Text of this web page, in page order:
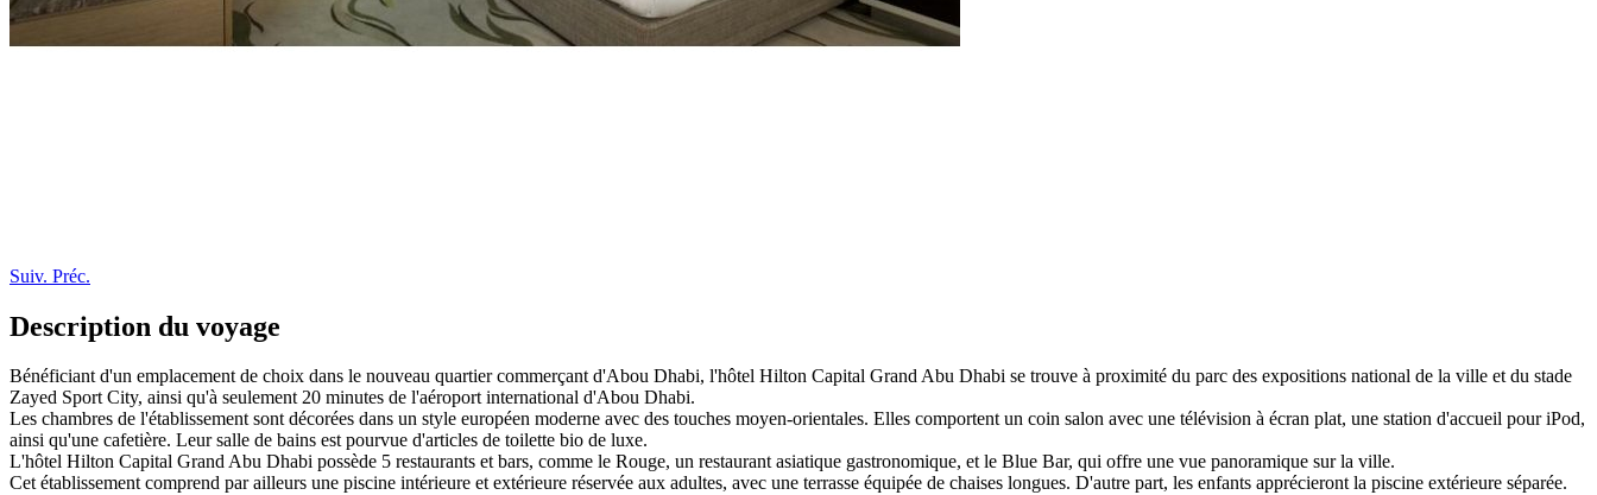
Suiv. Préc.
Description du voyage
Bénéficiant d'un emplacement de choix dans le nouveau quartier commerçant d'Abou Dhabi, l'hôtel Hilton Capital Grand Abu Dhabi se trouve à proximité du parc des expositions national de la ville et du stade
Zayed Sport City, ainsi qu'à seulement 20 minutes de l'aéroport international d'Abou Dhabi.
Les chambres de l'établissement sont décorées dans un style européen moderne avec des touches moyen-orientales. Elles comportent un coin salon avec une télévision à écran plat, une station d'accueil pour iPod,
ainsi qu'une cafetière. Leur salle de bains est pourvue d'articles de toilette bio de luxe.
L'hôtel Hilton Capital Grand Abu Dhabi possède 5 restaurants et bars, comme le Rouge, un restaurant asiatique gastronomique, et le Blue Bar, qui offre une vue panoramique sur la ville.
Cet établissement comprend par ailleurs une piscine intérieure et extérieure réservée aux adultes, avec une terrasse équipée de chaises longues. D'autre part, les enfants apprécieront la piscine extérieure séparée.